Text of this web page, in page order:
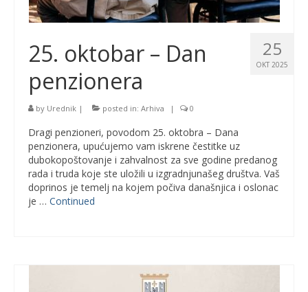
25
OKT 2025
25. oktobar – Dan
penzionera
by Urednik | posted in: Arhiva | 0
Dragi penzioneri, povodom 25. oktobra – Dana
penzionera, upućujemo vam iskrene čestitke uz
dubokopoštovanje i zahvalnost za sve godine predanog
rada i truda koje ste uložili u izgradnjunašeg društva. Vaš
doprinos je temelj na kojem počiva današnjica i oslonac
je … Continued